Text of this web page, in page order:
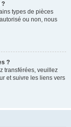
?
types de pièces
ou non, nous
?
transférées, veuillez
et suivre les liens vers